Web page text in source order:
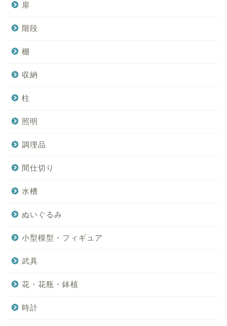
扉
階段
棚
収納
柱
照明
調理品
間仕切り
水槽
ぬいぐるみ
小型模型・フィギュア
武具
花・花瓶・鉢植
時計